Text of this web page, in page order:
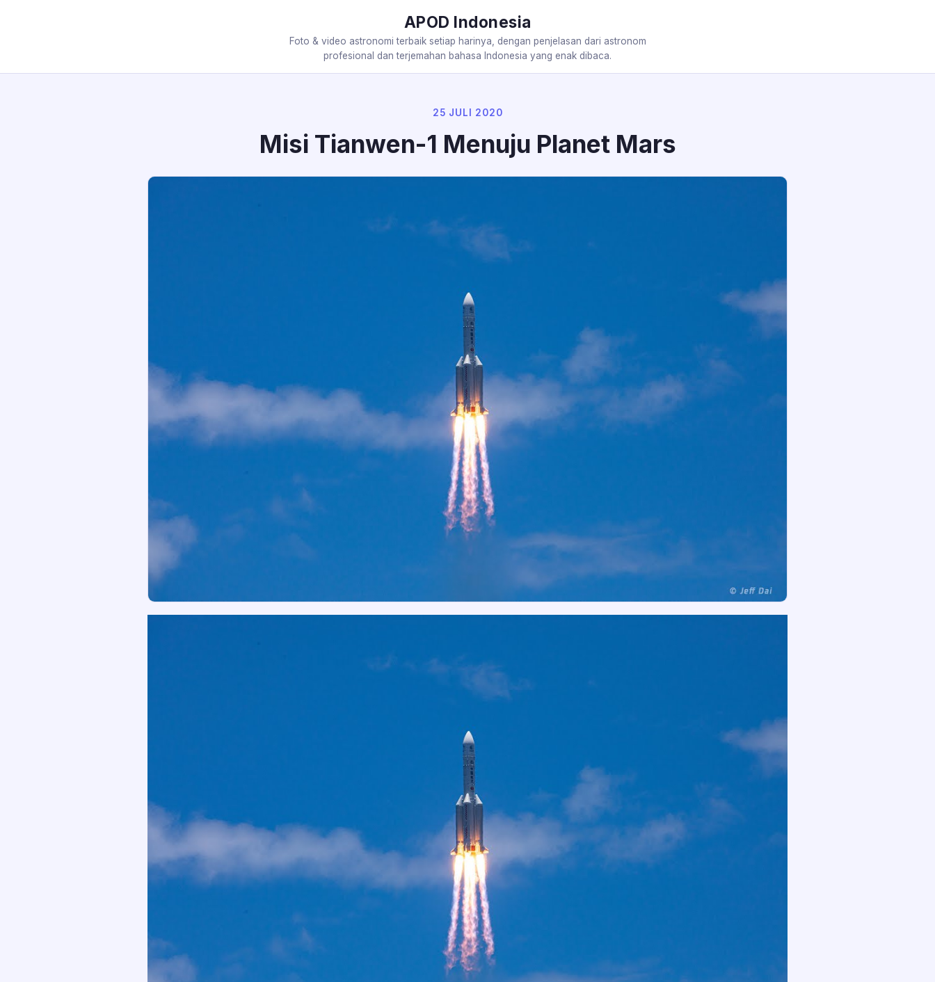
APOD Indonesia
Foto & video astronomi terbaik setiap harinya, dengan penjelasan dari astronom
profesional dan terjemahan bahasa Indonesia yang enak dibaca.
25 JULI 2020
Misi Tianwen-1 Menuju Planet Mars